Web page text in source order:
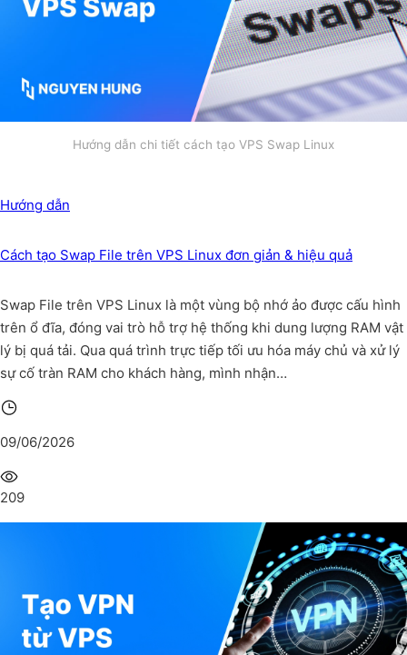
Hướng dẫn chi tiết cách tạo VPS Swap Linux
Hướng dẫn
Cách tạo Swap File trên VPS Linux đơn giản & hiệu quả
Swap File trên VPS Linux là một vùng bộ nhớ ảo được cấu hình
trên ổ đĩa, đóng vai trò hỗ trợ hệ thống khi dung lượng RAM vật
lý bị quá tải. Qua quá trình trực tiếp tối ưu hóa máy chủ và xử lý
sự cố tràn RAM cho khách hàng, mình nhận…
09/06/2026
209